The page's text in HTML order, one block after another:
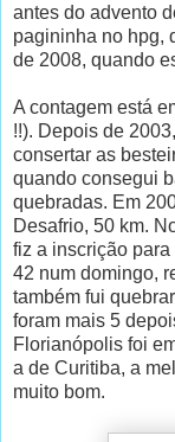
antes do advento
pagininha no hpg,
de 2008, quando
A contagem está
!!). Depois de
consertar as
quando consegui
quebradas. Em
Desafrio, 50 km.
fiz a inscrição
42 num domingo,
também fui
foram mais 5
Florianópolis foi
a de Curitiba, a
muito bom.